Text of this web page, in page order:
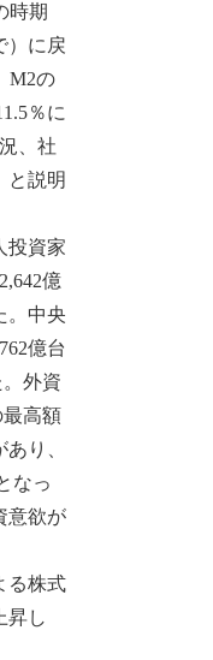
時期
）に戻
M2の
％に
、社
と説明
投資家
億
。中央
億台
外資
高額
り、
なっ
意欲が
る株式
昇し